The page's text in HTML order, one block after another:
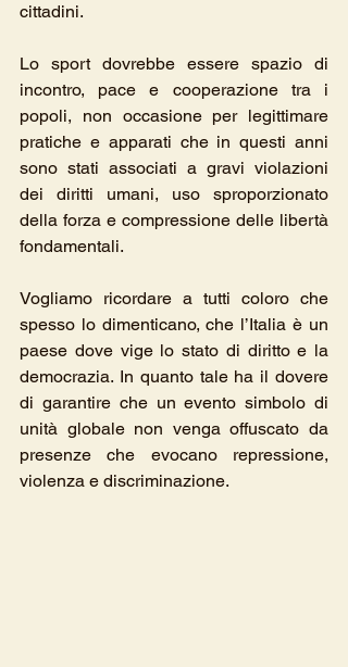
cittadini.
Lo sport dovrebbe essere spazio di
incontro, pace e cooperazione tra i
popoli, non occasione per legittimare
pratiche e apparati che in questi anni
sono stati associati a gravi violazioni
dei diritti umani, uso sproporzionato
della forza e compressione delle libertà
fondamentali.
Vogliamo ricordare a tutti coloro che
spesso lo dimenticano, che l’Italia è un
paese dove vige lo stato di diritto e la
democrazia. In quanto tale ha il dovere
di garantire che un evento simbolo di
unità globale non venga offuscato da
presenze che evocano repressione,
violenza e discriminazione.